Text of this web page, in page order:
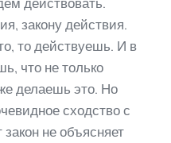
действовать.
закону действия.
то действуешь. И в
что не только
делаешь это. Но
сходство с
не объясняет